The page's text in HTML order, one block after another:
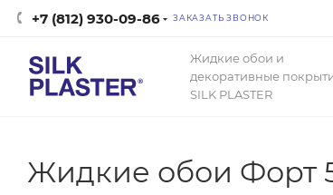
+7 (812) 930-09-86 ЗАКАЗАТЬ ЗВОНОК
Жидкие обои и
декоративные
SILK PLASTER
Жидкие обои Форт